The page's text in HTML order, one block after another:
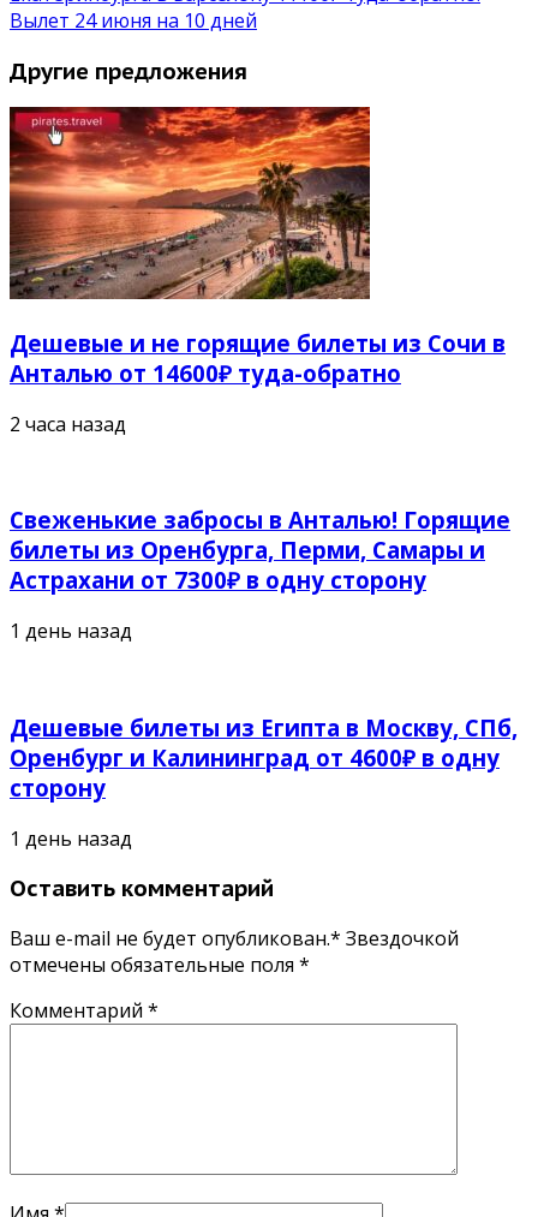
Вылет 24 июня на 10 дней
Другие предложения
Дешевые и не горящие билеты из Сочи в
Анталью от 14600₽ туда-обратно
2 часа назад
Свеженькие забросы в Анталью! Горящие
билеты из Оренбурга, Перми, Самары и
Астрахани от 7300₽ в одну сторону
1 день назад
Дешевые билеты из Египта в Москву, СПб,
Оренбург и Калининград от 4600₽ в одну
сторону
1 день назад
Оставить комментарий
Ваш e-mail не будет опубликован.* Звездочкой
отмечены обязательные поля *
Комментарий *